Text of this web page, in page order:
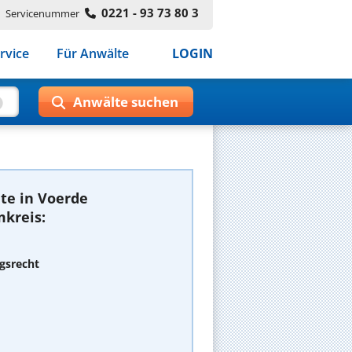
Servicenummer 0221 - 93 73 80 3
Für Anwälte LOGIN
in Voerde